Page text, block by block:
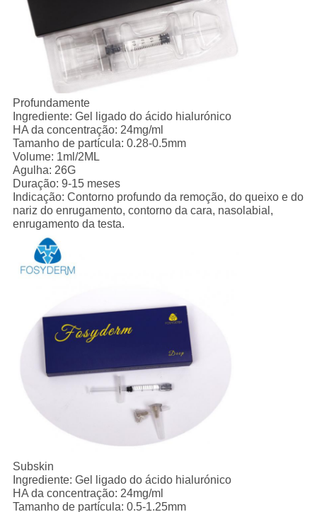
Profundamente
Ingrediente: Gel ligado do ácido hialurónico
HA da concentração: 24mg/ml
Tamanho de partícula: 0.28-0.5mm
Volume: 1ml/2ML
Agulha: 26G
Duração: 9-15 meses
Indicação: Contorno profundo da remoção, do queixo e do
nariz do enrugamento, contorno da cara, nasolabial,
enrugamento da testa.
Subskin
Ingrediente: Gel ligado do ácido hialurónico
HA da concentração: 24mg/ml
Tamanho de partícula: 0.5-1.25mm